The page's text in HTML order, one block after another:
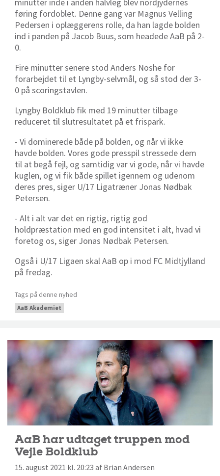
føring fordoblet. Denne gang var Magnus Velling
Pedersen i oplæggerens rolle, da han lagde bolden
ind i panden på Jacob Buus, som headede AaB på 2-
0.
Fire minutter senere stod Anders Noshe for
forarbejdet til et Lyngby-selvmål, og så stod der 3-
0 på scoringstavlen.
Lyngby Boldklub fik med 19 minutter tilbage
reduceret til slutresultatet på et frispark.
- Vi dominerede både på bolden, og når vi ikke
havde bolden. Vores gode presspil stressede dem
til at begå fejl, og samtidig var vi gode, når vi havde
kuglen, og vi fik både spillet igennem og udenom
deres pres, siger U/17 Ligatræner Jonas Nødbak
Petersen.
- Alt i alt var det en rigtig, rigtig god
holdpræstation med en god intensitet i alt, hvad vi
foretog os, siger Jonas Nødbak Petersen.
Også i U/17 Ligaen skal AaB op i mod FC Midtjylland
på fredag.
Tags på denne nyhed
AaB Akademiet
AaB har udtaget truppen mod
Vejle Boldklub
15. august 2021 kl. 20:23 af Brian Andersen